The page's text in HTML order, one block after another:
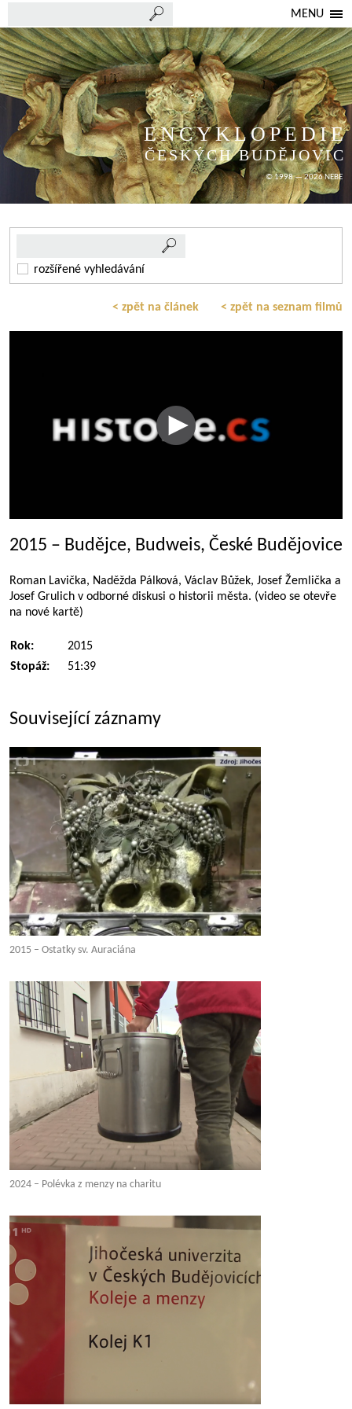
MENU
ENCYKLOPEDIE
ČESKÝCH BUDĚJOVIC
© 1998 — 2026 NEBE
rozšířené vyhledávání
< zpět na článek < zpět na seznam filmů
2015 – Budějce, Budweis, České Budějovice
Roman Lavička, Naděžda Pálková, Václav Bůžek, Josef Žemlička a
Josef Grulich v odborné diskusi o historii města. (video se otevře
na nové kartě)
Rok:
2015
Stopáž:
51:39
Související záznamy
2015 – Ostatky sv. Auraciána
2024 – Polévka z menzy na charitu